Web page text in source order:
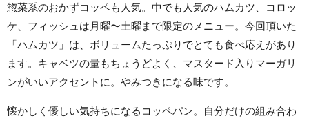
惣菜系のおかずコッペも人気。中でも人気のハムカツ、コロッ
ケ、フィッシュは月曜〜土曜まで限定のメニュー。今回頂いた
「ハムカツ」は、ボリュームたっぷりでとても食べ応えがあり
ます。キャベツの量もちょうどよく、マスタード入りマーガリ
ンがいいアクセントに。やみつきになる味です。
懐かしく優しい気持ちになるコッペパン。自分だけの組み合わ